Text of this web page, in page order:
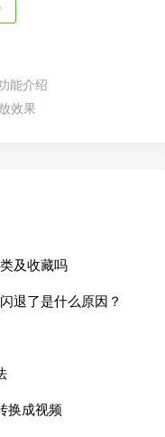
能介绍
效果
及收藏吗
退了是什么原因？
换成视频